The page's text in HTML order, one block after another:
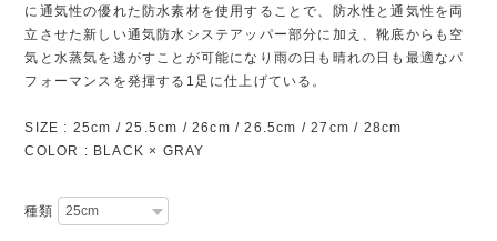
に通気性の優れた防水素材を使用することで、防水性と通気性を両
立させた新しい通気防水システアッパー部分に加え、靴底からも空
気と水蒸気を逃がすことが可能になり雨の日も晴れの日も最適なパ
フォーマンスを発揮する1足に仕上げている。
SIZE : 25cm / 25.5cm / 26cm / 26.5cm / 27cm / 28cm
COLOR : BLACK × GRAY
種類